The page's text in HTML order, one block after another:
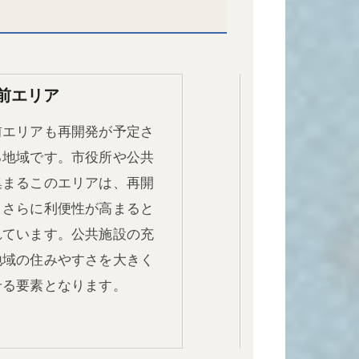
エリア
リアも再開発が予定さ
域です。市役所や公共
るこのエリアは、再開
らに利便性が高まると
います。公共施設の充
の住みやすさを大きく
要素となります。